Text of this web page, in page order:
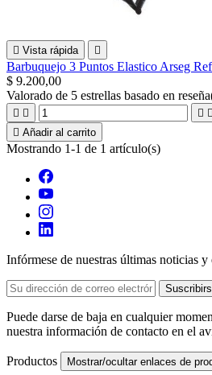
 Vista rápida 
Barbuquejo 3 Puntos Elastico Arseg
$ 9.200,00
Valorado de 5 estrellas basado en
   
 Añadir al carrito
Mostrando 1-1 de 1 artículo(s)
Infórmese de nuestras últimas noticias y
Puede darse de baja en cualquier
nuestra información de contacto en el
Productos Mostrar/ocultar enlaces de